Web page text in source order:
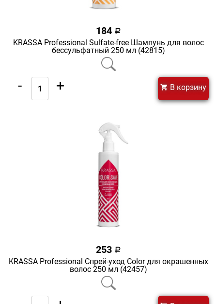
184 a
KRASSA Professional Sulfate-free Шампунь для волос
бессульфатный 250 мл (42815)
- + В корзину
253 a
KRASSA Professional Спрей-уход Color для окрашенных
волос 250 мл (42457)